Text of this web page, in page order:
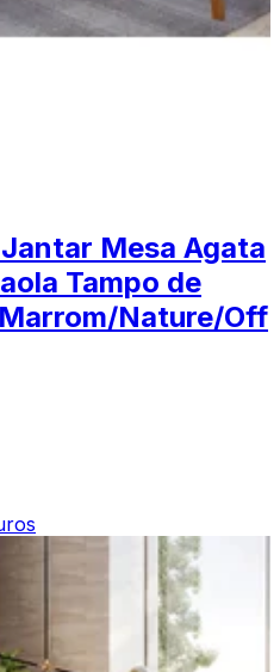
Mesa Agata
Tampo de
Nature/Off